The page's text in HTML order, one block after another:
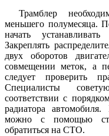
Трамблер
меньшего полумесяца.
начать
Закреплять
двух оборотов
совмещении меток, а
следует проверить
Специалисты
соответствии с
радиатора
можно с помощью
обратиться на СТО.